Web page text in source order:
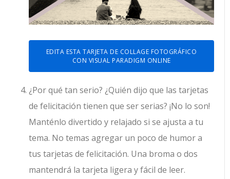
EDITA ESTA TARJETA DE COLLAGE FOTOGRÁFICO
CON VISUAL PARADIGM ONLINE
¿Por qué tan serio? ¿Quién dijo que las tarjetas
de felicitación tienen que ser serias? ¡No lo son!
Manténlo divertido y relajado si se ajusta a tu
tema. No temas agregar un poco de humor a
tus tarjetas de felicitación. Una broma o dos
mantendrá la tarjeta ligera y fácil de leer.